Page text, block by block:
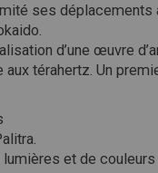
ses
d’une œuvre
térahertz. Un
et de